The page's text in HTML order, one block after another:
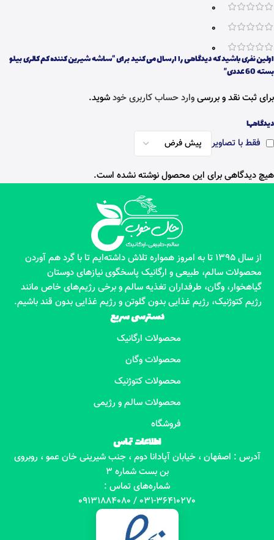
0
0
0
دیدگاهها
فقط با تصاویر
هیچ دیدگاهی برای این محصول نوشته نشده است.
اولین نفری باشید که دیدگاهی را ارسال می کنید برای “ساشه شیرین کننده کم کالری بیلو
بسته 60 عددی”
برای ثبت نقد و بررسیوارد حساب کاربری خودشوید.
از سال 1395 تا به امروز همواره تلاش داشته‌ایم تا با گرد هم آوردن
محصولات سالم، طبیعی و ارگانیک پاسخگوی نیازهای دوستان
گیاهخوار، وگان، طرفداران تغذیه سالم و برخی رژیم‌های خاص مانند
رژیم کتوژنیک، رژیم غذایی بدون گلوتن و رژیم غذایی بدون قند باشیم.
دسترسی سریع
محصولات ارگانیک
محصولات وگان
محصولات کتوژنیک
محصولات سالم و رژیمی
فروشگاه
اطلاعات تماس
آدرس : اصفهان ، خیابان آپادانا دوم ، جنب شیرینی خان عمو ، روبروی
بن بست شماره 3
شماره‌های تماس :
031-36410270 / 09131884080